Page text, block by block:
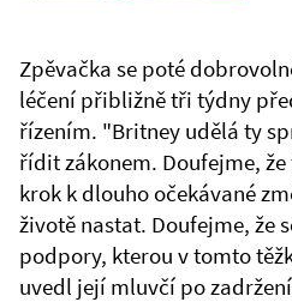
Zpěvačka se poté
léčení přibližně tři týdny
řízením. "Britney udělá ty
řídit zákonem. Doufejme,
krok k dlouho očekávané
životě nastat. Doufejme, že
podpory, kterou v tomto
uvedl její mluvčí po